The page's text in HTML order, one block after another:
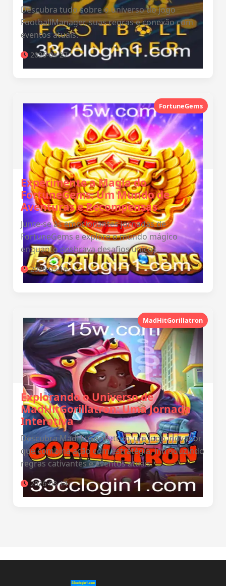
Descubra tudo sobre o universo do jogo
FootballManager, suas regras e conexão com
eventos atuais.
2026-04-27
FortuneGems
Experimente a Magia do
FortuneGems: Um Mundo de
Aventuras e Recompensas
Junte-se às emocionantes jornadas de
FortuneGems e explore o mundo mágico
enquanto desbrava desafios únicos.
2026-03-16
MadHitGorillatron
Explorando o Universo de
MadHitGorillatron: Uma Jornada
Interativa
Descubra MadHitGorillatron, um jogo inovador
que combina ação com estratégia, introduzindo
regras cativantes e eventos atuais.
2026-03-14